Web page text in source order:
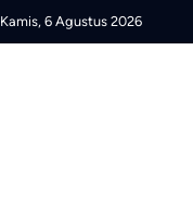
Kamis, 6 Agustus 2026